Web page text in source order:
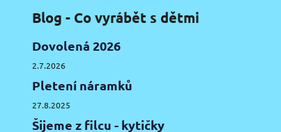
Blog - Co vyrábět s dětmi
Dovolená 2026
2.7.2026
Pletení náramků
27.8.2025
Šijeme z filcu - kytičky